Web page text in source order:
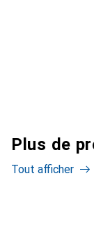
Tout afficher